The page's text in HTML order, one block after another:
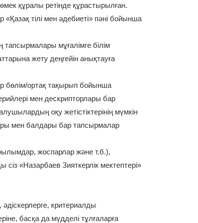
құралы ретінде құрастырылған.
тілі мен әдебиеті» пәні бойынша
мұғалімге білім
жету деңгейін анықтауға
бөлім/ортақ тақырып бойынша
мен дескрипторлары бар
оқу жетістіктерінің мүмкін
мен балдары бар тапсырмалар
жоспарлар және т.б.),
«Назарбаев Зияткерлік мектептері»
әдіскерлерге, критериалды
басқа да мүдделі тұлғаларға